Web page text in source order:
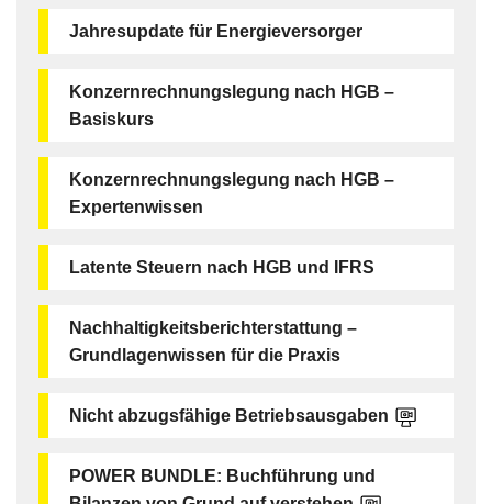
Jahresupdate für Energieversorger
Konzernrechnungslegung nach HGB –
Basiskurs
Konzernrechnungslegung nach HGB –
Expertenwissen
Latente Steuern nach HGB und IFRS
Nachhaltigkeitsberichterstattung –
Grundlagenwissen für die Praxis
Nicht abzugsfähige Betriebsausgaben
POWER BUNDLE: Buchführung und